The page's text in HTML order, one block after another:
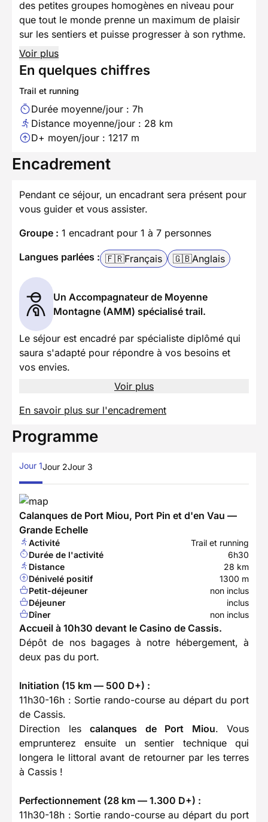
des petites groupes homogènes en niveau pour
que tout le monde prenne un maximum de plaisir
sur les sentiers et puisse progresser à son rythme.
Voir plus
En quelques chiffres
Trail et running
Durée moyenne/jour : 7h
Distance moyenne/jour : 28 km
D+ moyen/jour : 1217 m
Encadrement
Pendant ce séjour, un encadrant sera présent pour
vous guider et vous assister.
Groupe : 1 encadrant pour 1 à 7 personnes
Langues parlées : 🇫🇷Français 🇬🇧Anglais
Un Accompagnateur de Moyenne
Montagne (AMM) spécialisé trail.
Le séjour est encadré par spécialiste diplômé qui
saura s'adapté pour répondre à vos besoins et
vos envies.
Voir plus
En savoir plus sur l'encadrement
Programme
Jour 1Jour 2Jour 3
Calanques de Port Miou, Port Pin et d'en Vau —
Grande Echelle
Activité
Trail et running
Durée de l'activité
6h30
Distance
28 km
Dénivelé positif
1300 m
Petit-déjeuner
non inclus
Déjeuner
inclus
Dîner
non inclus
Accueil à 10h30 devant le Casino de Cassis.
Dépôt de nos bagages à notre hébergement, à
deux pas du port.
Initiation (15 km — 500 D+) :
11h30-16h : Sortie rando-course au départ du port
de Cassis.
Direction les calanques de Port Miou. Vous
emprunterez ensuite un sentier technique qui
longera le littoral avant de retourner par les terres
à Cassis !
Perfectionnement (28 km — 1.300 D+) :
11h30-18h : Sortie rando-course au départ du port